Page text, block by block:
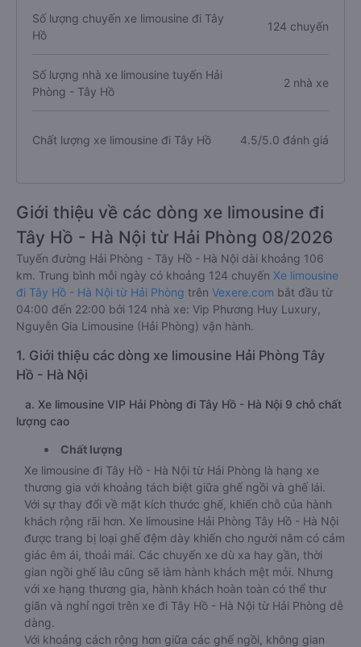
Số lượng chuyến xe limousine đi Tây
Hồ
124 chuyến
Số lượng nhà xe limousine tuyến Hải
Phòng - Tây Hồ
2 nhà xe
Chất lượng xe limousine đi Tây Hồ 4.5/5.0 đánh giá
Giới thiệu về các dòng xe limousine đi
Tây Hồ - Hà Nội từ Hải Phòng 08/2026
Tuyến đường Hải Phòng - Tây Hồ - Hà Nội dài khoảng 106
km. Trung bình mỗi ngày có khoảng 124 chuyến Xe limousine
đi Tây Hồ - Hà Nội từ Hải Phòng trên Vexere.com bắt đầu từ
04:00 đến 22:00 bởi 124 nhà xe: Vip Phương Huy Luxury,
Nguyễn Gia Limousine (Hải Phòng) vận hành.
1. Giới thiệu các dòng xe limousine Hải Phòng Tây
Hồ - Hà Nội
a. Xe limousine VIP Hải Phòng đi Tây Hồ - Hà Nội 9 chỗ chất
lượng cao
Chất lượng
Xe limousine đi Tây Hồ - Hà Nội từ Hải Phòng là hạng xe
thương gia với khoảng tách biệt giữa ghế ngồi và ghế lái.
Với sự thay đổi về mặt kích thước ghế, khiến chỗ của hành
khách rộng rãi hơn. Xe limousine Hải Phòng Tây Hồ - Hà Nội
được trang bị loại ghế đệm dày khiến cho người nằm có cảm
giác êm ái, thoải mái. Các chuyến xe dù xa hay gần, thời
gian ngồi ghế lâu cũng sẽ làm hành khách mệt mỏi. Nhưng
với xe hạng thương gia, hành khách hoàn toàn có thể thư
giãn và nghỉ ngơi trên xe đi Tây Hồ - Hà Nội từ Hải Phòng dễ
dàng.
Với khoảng cách rộng hơn giữa các ghế ngồi, không gian